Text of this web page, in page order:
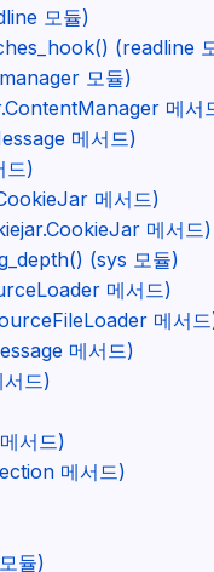
모듈)
(readline
모듈)
메서
메서드)
드)
메서드)
메서드)
(sys 모듈)
메서드)
메서
메서드)
드)
서드)
메서드)
듈)